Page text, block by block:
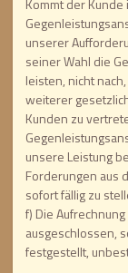
Kommt der
unserer
seiner Wahl die
leisten, nicht
weiterer
Kunden zu
unsere Leistung
Forderungen aus
sofort fällig zu
f) Die
ausgeschlossen,
festgestellt,